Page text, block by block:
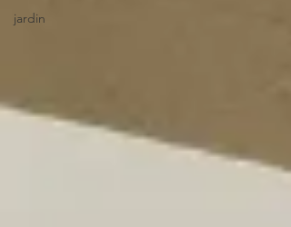
jardin